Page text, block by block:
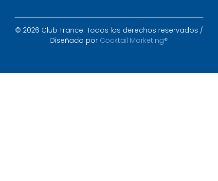
© 2026 Club France. Todos los derechos reservados /
Diseñado por Cocktail Marketing®